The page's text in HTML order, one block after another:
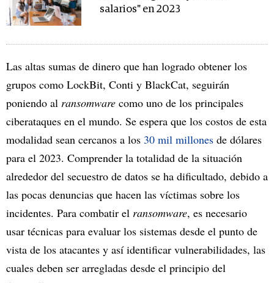
salarios" en 2023
Las altas sumas de dinero que han logrado obtener los
grupos como LockBit, Conti y BlackCat, seguirán
poniendo al ransomware como uno de los principales
ciberataques en el mundo. Se espera que los costos de esta
modalidad sean cercanos a los 30 mil millones de dólares
para el 2023. Comprender la totalidad de la situación
alrededor del secuestro de datos se ha dificultado, debido a
las pocas denuncias que hacen las víctimas sobre los
incidentes. Para combatir el ransomware, es necesario
usar técnicas para evaluar los sistemas desde el punto de
vista de los atacantes y así identificar vulnerabilidades, las
cuales deben ser arregladas desde el principio del